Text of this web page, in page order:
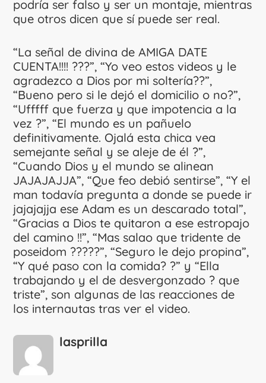
podría ser falso y ser un montaje, mientras
que otros dicen que sí puede ser real.
“La señal de divina de AMIGA DATE
CUENTA!!!! ???”, “Yo veo estos videos y le
agradezco a Dios por mi soltería??”,
“Bueno pero si le dejó el domicilio o no?”,
“Ufffff que fuerza y que impotencia a la
vez ?”, “El mundo es un pañuelo
definitivamente. Ojalá esta chica vea
semejante señal y se aleje de él ?”,
“Cuando Dios y el mundo se alinean
JAJAJAJJA”, “Que feo debió sentirse”, “Y el
man todavía pregunta a donde se puede ir
jajajajja ese Adam es un descarado total”,
“Gracias a Dios te quitaron a ese estropajo
del camino !!”, “Mas salao que tridente de
poseidom ?????”, “Seguro le dejo propina”,
“Y qué paso con la comida? ?” y “Ella
trabajando y el de desvergonzado ? que
triste”, son algunas de las reacciones de
los internautas tras ver el video.
lasprilla